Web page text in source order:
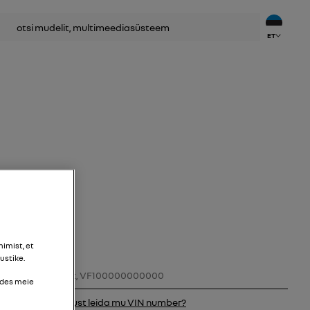
ET
kust leida mu VIN number?
et
meie